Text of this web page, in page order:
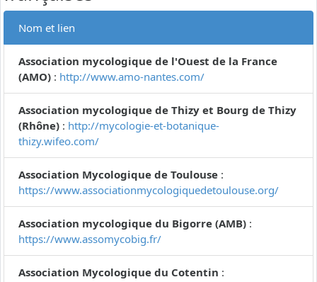
Nom et lien
Association mycologique de l'Ouest de la France
(AMO) : http://www.amo-nantes.com/
Association mycologique de Thizy et Bourg de Thizy
(Rhône) : http://mycologie-et-botanique-
thizy.wifeo.com/
Association Mycologique de Toulouse :
https://www.associationmycologiquedetoulouse.org/
Association mycologique du Bigorre (AMB) :
https://www.assomycobig.fr/
Association Mycologique du Cotentin :